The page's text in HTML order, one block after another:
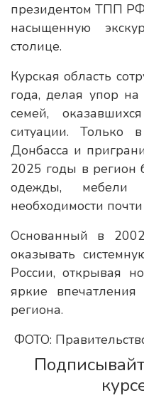
президентом ТПП
насыщенную
столице.
Курская область
года, делая упор
семей,
ситуации. Только
Донбасса и
2025 годы в регион
одежды, мебели
необходимости
Основанный в
оказывать
России, открывая
яркие
региона.
ФОТО: